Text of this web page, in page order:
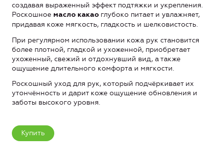
создавая выраженный эффект подтяжки и укрепления.
Роскошное масло какао глубоко питает и увлажняет,
придавая коже мягкость, гладкость и шелковистость.
При регулярном использовании кожа рук становится
более плотной, гладкой и ухоженной, приобретает
ухоженный, свежий и отдохнувший вид, а также
ощущение длительного комфорта и мягкости.
Роскошный уход для рук, который подчёркивает их
утончённость и дарит коже ощущение обновления и
заботы высокого уровня.
Купить